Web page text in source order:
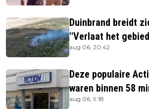
Duinbrand breidt
''Verlaat het
aug 06, 20:42
Deze populaire
waren binnen 58
uitverkocht zijn
aug 06, 9:18